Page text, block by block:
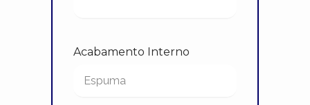
Acabamento Interno